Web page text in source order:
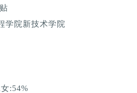
学院新技术学院
:54%